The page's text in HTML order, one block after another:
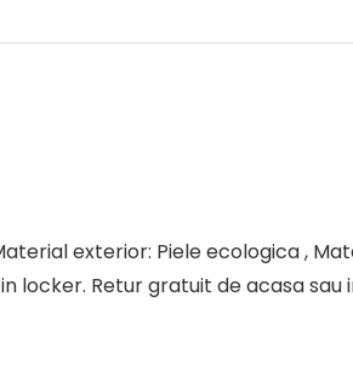
exterior: Piele ecologica ,
locker. Retur gratuit de acasa sau